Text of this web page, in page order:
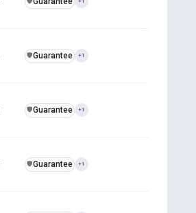
️🛡️Guarantee +1
️🛡️Guarantee +1
️🛡️Guarantee +1